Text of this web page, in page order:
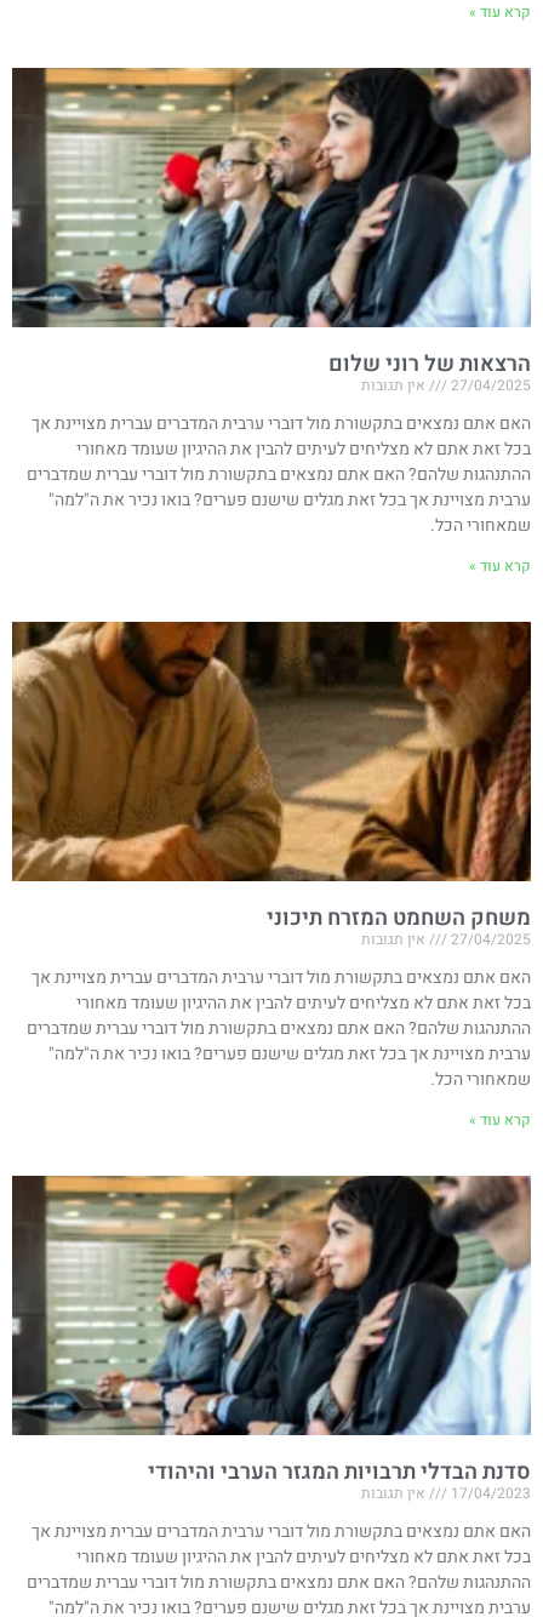
קרא עוד »
הרצאות של רוני שלום
27/04/2025 אין תגובות
האם אתם נמצאים בתקשורת מול דוברי ערבית המדברים עברית מצויינת אך
בכל זאת אתם לא מצליחים לעיתים להבין את ההיגיון שעומד מאחורי
ההתנהגות שלהם? האם אתם נמצאים בתקשורת מול דוברי עברית שמדברים
ערבית מצויינת אך בכל זאת מגלים שישנם פערים? בואו נכיר את ה"למה"
שמאחורי הכל.
קרא עוד »
משחק השחמט המזרח תיכוני
27/04/2025 אין תגובות
האם אתם נמצאים בתקשורת מול דוברי ערבית המדברים עברית מצויינת אך
בכל זאת אתם לא מצליחים לעיתים להבין את ההיגיון שעומד מאחורי
ההתנהגות שלהם? האם אתם נמצאים בתקשורת מול דוברי עברית שמדברים
ערבית מצויינת אך בכל זאת מגלים שישנם פערים? בואו נכיר את ה"למה"
שמאחורי הכל.
קרא עוד »
סדנת הבדלי תרבויות המגזר הערבי והיהודי
17/04/2023 אין תגובות
האם אתם נמצאים בתקשורת מול דוברי ערבית המדברים עברית מצויינת אך
בכל זאת אתם לא מצליחים לעיתים להבין את ההיגיון שעומד מאחורי
ההתנהגות שלהם? האם אתם נמצאים בתקשורת מול דוברי עברית שמדברים
ערבית מצויינת אך בכל זאת מגלים שישנם פערים? בואו נכיר את ה"למה"